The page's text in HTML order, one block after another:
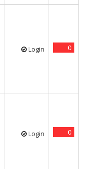
Login 0
Login 0